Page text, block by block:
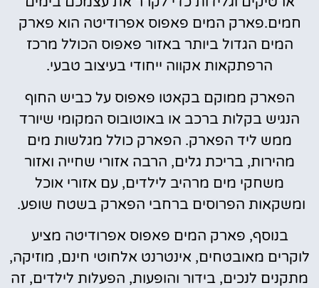
חמים.פארק המים פאפוס אפרודיטה הוא פארק
המים הגדול ביותר באזור פאפוס הכולל מרכז
הרפתקאות אקווה ייחודי בעיצוב טבעי.
הפארק ממוקם בקאטו פאפוס על כביש החוף
הנגיש בקלות ברכב או באוטובוס המקומי שיורד
ממש ליד הפארק. הפארק כולל מגלשות מים
מהירות, בריכת גלים, הרבה אזורי שחייה ואזור
משחקי מים מרהיב לילדים, עם אזורי אוכל
ומשקאות הפרוסים ברחבי הפארק בשטח שופע.
בנוסף, פארק המים פאפוס אפרודיטה מציע
לוקרים מאובטחים, אינטרנט אלחוטי חינם, מוזיקה,
מתקנים לנכים, בידור והופעות, הפעלות לילדים, זה